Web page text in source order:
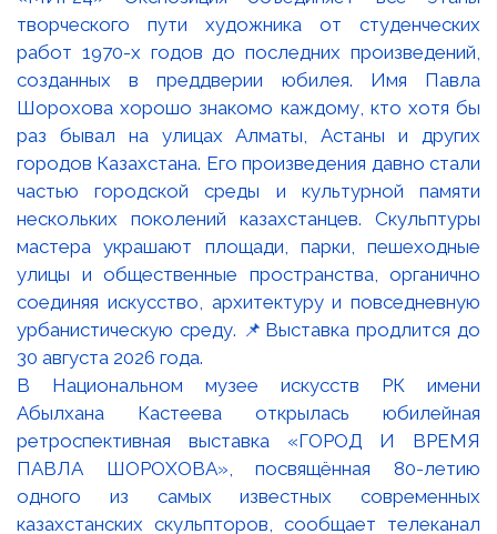
В Национальном музее искусств РК имени
Абылхана Кастеева открылась юбилейная
ретроспективная выставка «ГОРОД И ВРЕМЯ
ПАВЛА ШОРОХОВА», посвящённая 80-летию
одного из самых известных современных
казахстанских скульпторов, сообщает телеканал